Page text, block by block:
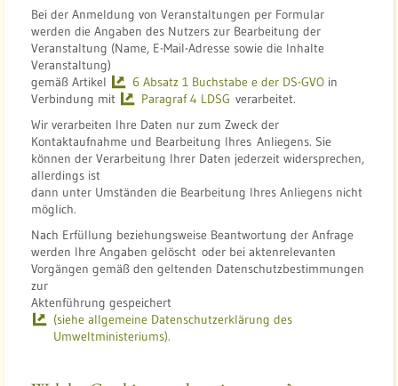
Bei der Anmeldung von Veranstaltungen per Formular
werden die Angaben des Nutzers zur Bearbeitung der
Veranstaltung (Name, E-Mail-Adresse sowie die Inhalte
Veranstaltung)
gemäß Artikel
6 Absatz 1 Buchstabe e der DS-GVO in
Verbindung mit
Paragraf 4 LDSG verarbeitet.
Wir verarbeiten Ihre Daten nur zum Zweck der
Kontaktaufnahme und Bearbeitung Ihres Anliegens. Sie
können der Verarbeitung Ihrer Daten jederzeit widersprechen,
allerdings ist
dann unter Umständen die Bearbeitung Ihres Anliegens nicht
möglich.
Nach Erfüllung beziehungsweise Beantwortung der Anfrage
werden Ihre Angaben gelöscht oder bei aktenrelevanten
Vorgängen gemäß den geltenden Datenschutzbestimmungen
zur
Aktenführung gespeichert
(siehe allgemeine Datenschutzerklärung des
Umweltministeriums).